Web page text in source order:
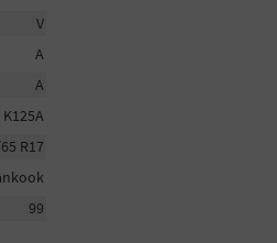
V
A
A
R17
99